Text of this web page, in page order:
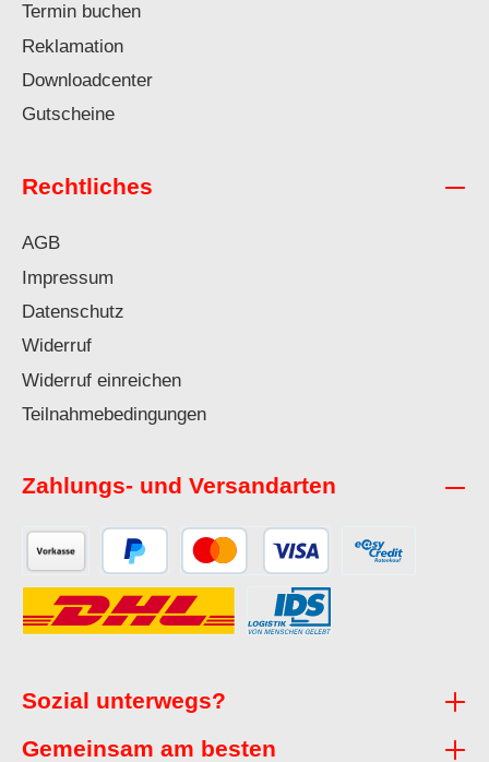
Termin buchen
Reklamation
Downloadcenter
Gutscheine
Rechtliches
AGB
Impressum
Datenschutz
Widerruf
Widerruf einreichen
Teilnahmebedingungen
Zahlungs- und Versandarten
Sozial unterwegs?
Gemeinsam am besten